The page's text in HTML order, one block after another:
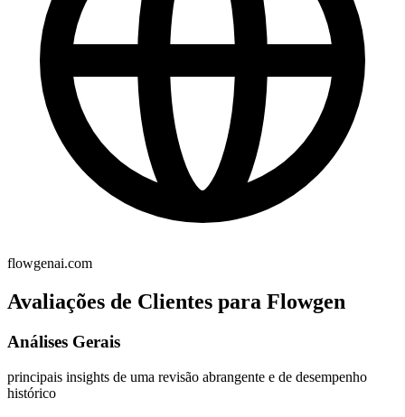
flowgenai.com
Avaliações de Clientes para Flowgen
Análises Gerais
principais insights de uma revisão abrangente e de desempenho
histórico